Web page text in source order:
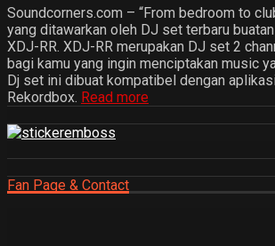
Soundcorners.com – “From bedroom to
yang ditawarkan oleh DJ set terbaru
XDJ-RR. XDJ-RR merupakan DJ set 2
bagi kamu yang ingin menciptakan music
Dj set ini dibuat kompatibel dengan
Rekordbox. Read more
Fan Page & Contact